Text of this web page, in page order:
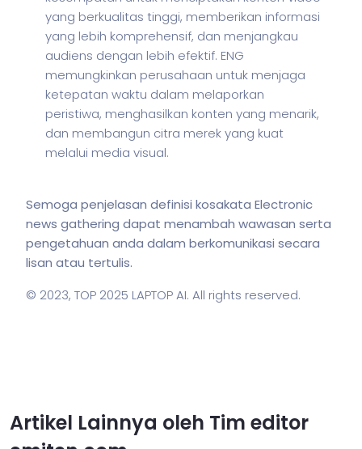
yang berkualitas tinggi, memberikan informasi
yang lebih komprehensif, dan menjangkau
audiens dengan lebih efektif. ENG
memungkinkan perusahaan untuk menjaga
ketepatan waktu dalam melaporkan
peristiwa, menghasilkan konten yang menarik,
dan membangun citra merek yang kuat
melalui media visual.
Semoga penjelasan definisi kosakata Electronic
news gathering dapat menambah wawasan serta
pengetahuan anda dalam berkomunikasi secara
lisan atau tertulis.
© 2023, TOP 2025 LAPTOP AI. All rights reserved.
Artikel Lainnya oleh Tim editor